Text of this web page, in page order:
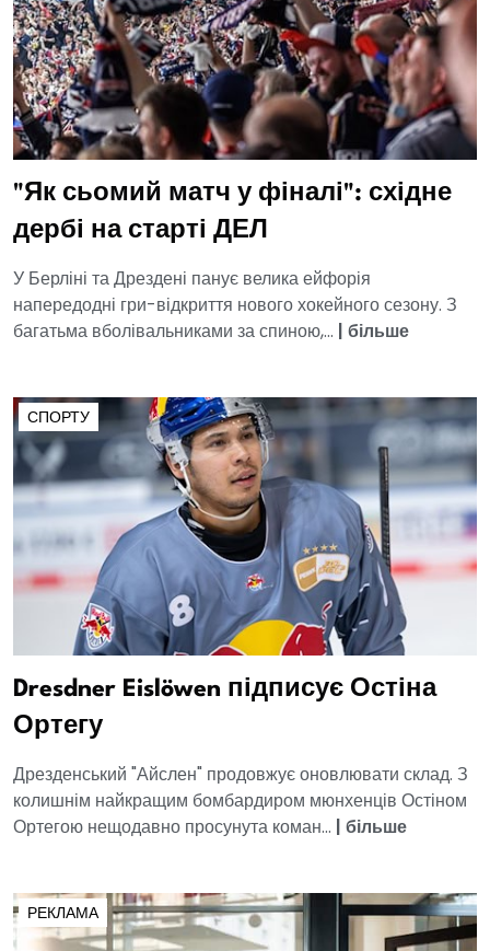
"Як сьомий матч у фіналі": східне
дербі на старті ДЕЛ
У Берліні та Дрездені панує велика ейфорія
напередодні гри-відкриття нового хокейного сезону. З
багатьма вболівальниками за спиною,... | більше
СПОРТУ
Dresdner Eislöwen підписує Остіна
Ортегу
Дрезденський "Айслен" продовжує оновлювати склад. З
колишнім найкращим бомбардиром мюнхенців Остіном
Ортегою нещодавно просунута коман... | більше
РЕКЛАМА